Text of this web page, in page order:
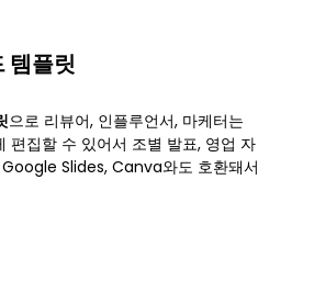
템플릿
으로 리뷰어, 인플루언서, 마케터는
편집할 수 있어서 조별 발표, 영업 자
Slides, Canva와도 호환돼서